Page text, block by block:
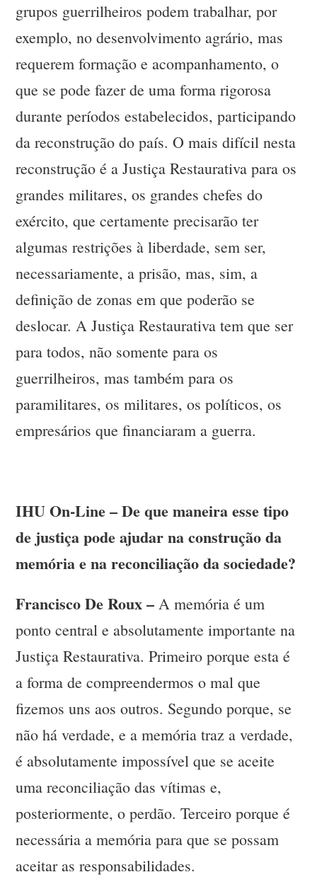
grupos guerrilheiros podem trabalhar, por
exemplo, no desenvolvimento agrário, mas
requerem formação e acompanhamento, o
que se pode fazer de uma forma rigorosa
durante períodos estabelecidos, participando
da reconstrução do país. O mais difícil nesta
reconstrução é a Justiça Restaurativa para os
grandes militares, os grandes chefes do
exército, que certamente precisarão ter
algumas restrições à liberdade, sem ser,
necessariamente, a prisão, mas, sim, a
definição de zonas em que poderão se
deslocar. A Justiça Restaurativa tem que ser
para todos, não somente para os
guerrilheiros, mas também para os
paramilitares, os militares, os políticos, os
empresários que financiaram a guerra.
IHU On-Line – De que maneira esse tipo
de justiça pode ajudar na construção da
memória e na reconciliação da sociedade?
Francisco De Roux – A memória é um
ponto central e absolutamente importante na
Justiça Restaurativa. Primeiro porque esta é
a forma de compreendermos o mal que
fizemos uns aos outros. Segundo porque, se
não há verdade, e a memória traz a verdade,
é absolutamente impossível que se aceite
uma reconciliação das vítimas e,
posteriormente, o perdão. Terceiro porque é
necessária a memória para que se possam
aceitar as responsabilidades.